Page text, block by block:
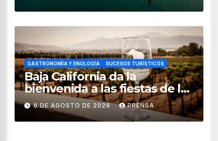
GASTRONOMÍA Y ENOLOGÍA SUCESOS TURÍSTICOS
Baja California da la
bienvenida a las fiestas de la
vendimia 2026
6 DE AGOSTO DE 2026 PRENSA